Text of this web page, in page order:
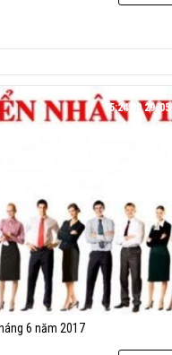
15:24:00 29-
6 năm 2017